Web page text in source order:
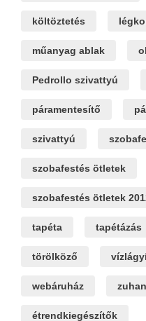
költöztetés
műanyag ablak
Pedrollo szivattyú
páramentesítő
szivattyú
szobafestés ötletek
szobafestés ötletek
tapéta tapétázás
törölköző
webáruház
étrendkiegészítők